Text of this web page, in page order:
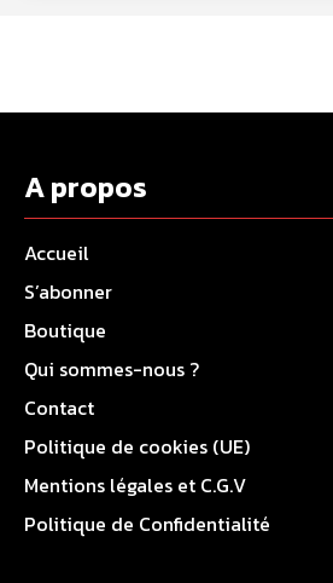
A propos
Accueil
S’abonner
Boutique
Qui sommes-nous ?
Contact
Politique de cookies (UE)
Mentions légales et C.G.V
Politique de Confidentialité